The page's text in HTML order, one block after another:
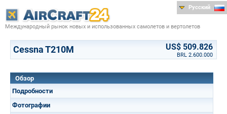
Международный рынок новых и использованных самолетов и вертолетов
Русский
Cessna T210M US$ 509.826
BRL 2.600.000
Обзор
Подробности
Фотографии